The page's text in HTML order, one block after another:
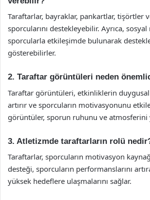
Taraftarlar, bayraklar, pankartlar, tişörtler
sporcularını destekleyebilir. Ayrıca,
sporcularla etkileşimde bulunarak
gösterebilirler.
2. Taraftar görüntüleri neden
Taraftar görüntüleri, etkinliklerin
artırır ve sporcuların motivasyonunu
görüntüler, sporun ruhunu ve atmosferini
3. Atletizmde taraftarların rolü
Taraftarlar, sporcuların motivasyon
desteği, sporcuların performanslarını
yüksek hedeflere ulaşmalarını sağlar.